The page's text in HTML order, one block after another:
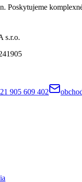
. Poskytujeme
s.r.o.
905 609 402